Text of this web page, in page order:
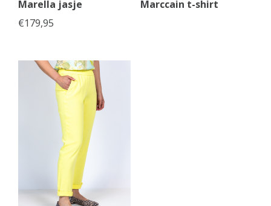
Marella jasje
€179,95
Marccain t-shirt